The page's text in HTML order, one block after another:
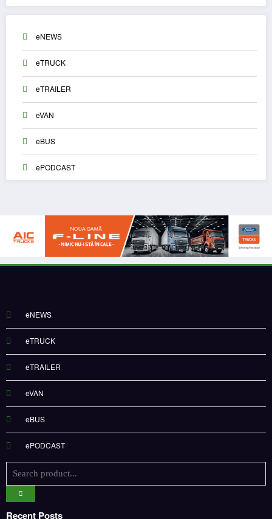
eNEWS
eTRUCK
eTRAILER
eVAN
eBUS
ePODCAST
eNEWS
eTRUCK
eTRAILER
eVAN
eBUS
ePODCAST
Recent Posts